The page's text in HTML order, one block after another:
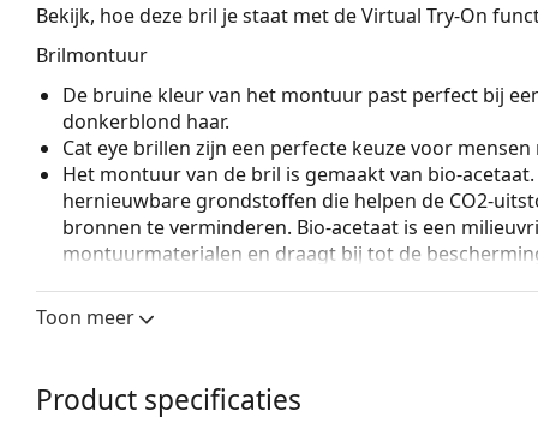
Bekijk, hoe deze bril je staat met de Virtual Try-On
Brilmontuur
De bruine kleur van het montuur past perfect bij
donkerblond haar.
Cat eye brillen zijn een perfecte keuze voor
Het montuur van de bril is gemaakt van bio-
hernieuwbare grondstoffen die helpen de CO2-
bronnen te verminderen. Bio-acetaat is een
montuurmaterialen en draagt bij tot de
de glazen volledig omsluiten, en vooral de
Accessoires
Toon meer
Product specificaties